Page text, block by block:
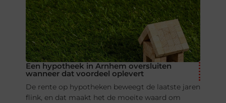
Een hypotheek in Arnhem oversluiten
wanneer dat voordeel oplevert
De rente op hypotheken beweegt de laatste jaren
flink, en dat maakt het de moeite waard om